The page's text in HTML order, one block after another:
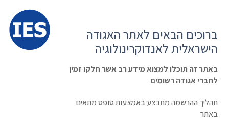
הרשמה ועדכון נתונים
כניסת חברים
ראשי » אירוע » קורס מחלות עצם נדירות | 14-15/03-2019
קורס מחלות עצם נדירות | 14-15/03-2019
ברוכים הבאים לאתר האגודה
הישראלית לאנדוקרינולוגיה
באתר זה תוכלו למצוא מידע רב אשר חלקו זמין
לחברי אגודה רשומים
תהליך ההרשמה מתבצע באמצעות טופס מתאים
באתר